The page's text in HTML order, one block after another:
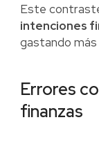
Este
intenciones
gastando más
Errores
finanzas